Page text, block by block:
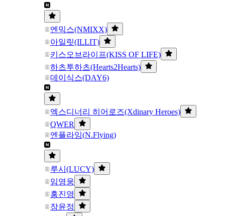
엔믹스(NMIXX)
아일릿(ILLIT)
키스오브라이프(KISS OF LIFE)
하츠투하츠(Hearts2Hearts)
데이식스(DAY6)
엑스디너리 히어로즈(Xdinary Heroes)
QWER
엔플라잉(N.Flying)
루시(LUCY)
임영웅
홍진영
장윤정